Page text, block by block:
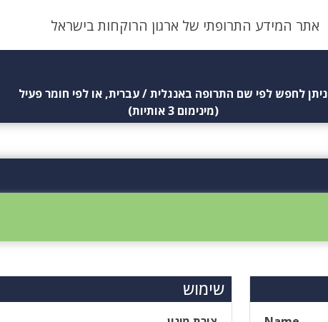
אתר המידע התרופתי של ארגון הרוקחות בישראל
ניתן לחפש לפי שם התרופה באנגלית / עברית, או לפי חומר פעיל
(מינימום 3 אותיות)
שימוש